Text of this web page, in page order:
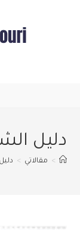
دليل
> مقالاتي >